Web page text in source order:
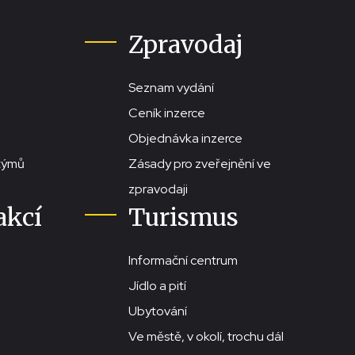
Zpravodaj
Seznam vydání
Ceník inzerce
Objednávka inzerce
Zásady pro zveřejnění ve
zpravodaji
Turismus
Informační centrum
Jídlo a pití
Ubytování
Ve městě, v okolí, trochu dál